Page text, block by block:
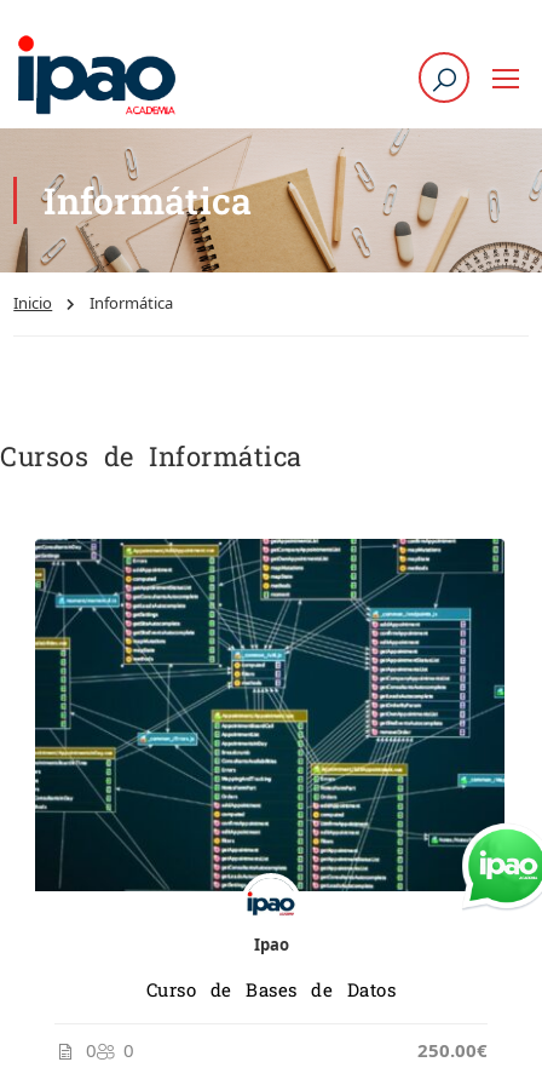
Informática
Inicio Informática
Cursos de Informática
Ipao
Curso de Bases de Datos
0 0 250.00€